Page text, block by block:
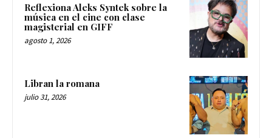
Reflexiona Aleks Syntek sobre la
música en el cine con clase
magisterial en GIFF
agosto 1, 2026
Libran la romana
julio 31, 2026